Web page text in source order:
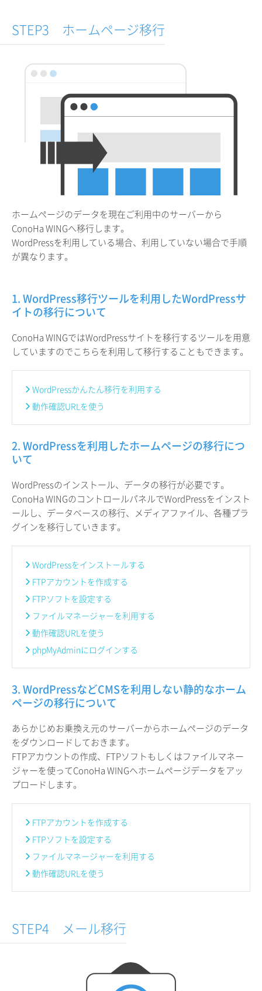
STEP3 ホームページ移行
ホームページのデータを現在ご利用中のサーバーから
ConoHa WINGへ移行します。
WordPressを利用している場合、利用していない場合で手順
が異なります。
1. WordPress移行ツールを利用したWordPressサ
イトの移行について
ConoHa WINGではWordPressサイトを移行するツールを用意
していますのでこちらを利用して移行することもできます。
WordPressかんたん移行を利用する
動作確認URLを使う
2. WordPressを利用したホームページの移行につ
いて
WordPressのインストール、データの移行が必要です。
ConoHa WINGのコントロールパネルでWordPressをインスト
ールし、データベースの移行、メディアファイル、各種プラ
グインを移行していきます。
WordPressをインストールする
FTPアカウントを作成する
FTPソフトを設定する
ファイルマネージャーを利用する
動作確認URLを使う
phpMyAdminにログインする
3. WordPressなどCMSを利用しない静的なホーム
ページの移行について
あらかじめお乗換え元のサーバーからホームページのデータ
をダウンロードしておきます。
FTPアカウントの作成、FTPソフトもしくはファイルマネー
ジャーを使ってConoHa WINGへホームページデータをアッ
プロードします。
FTPアカウントを作成する
FTPソフトを設定する
ファイルマネージャーを利用する
動作確認URLを使う
STEP4 メール移行